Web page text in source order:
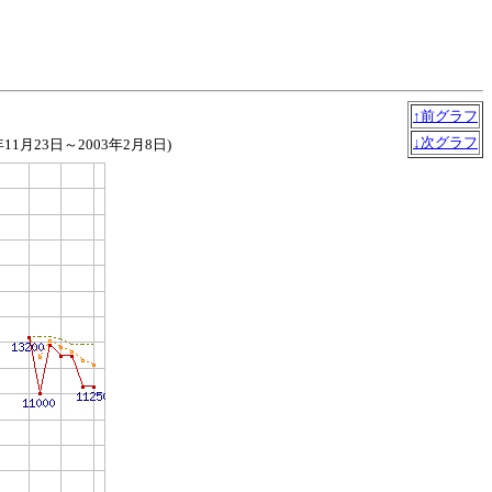
↑前グラフ
↓次グラフ
11月23日～2003年2月8日)